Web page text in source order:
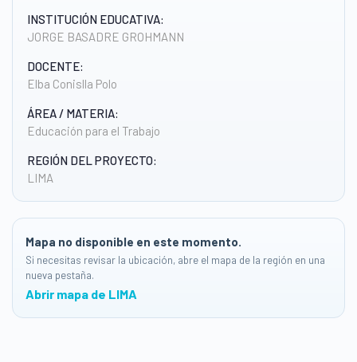
INSTITUCIÓN EDUCATIVA:
JORGE BASADRE GROHMANN
DOCENTE:
Elba Conislla Polo
ÁREA / MATERIA:
Educación para el Trabajo
REGIÓN DEL PROYECTO:
LIMA
Mapa no disponible en este momento.
Si necesitas revisar la ubicación, abre el mapa de la región en una
nueva pestaña.
Abrir mapa de LIMA